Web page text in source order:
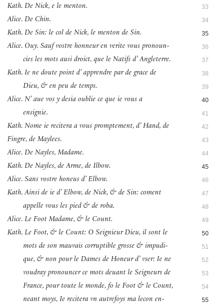
Kath. De Nick, e le menton. 33
Alice. De Chin. 34
Kath. De Sin: le col de Nick, le menton de Sin. 35
Alice. Ouy. Sauf vostre honneur en verite vous pronoun- 36
cies les mots ausi droict, que le Natifs d’ Angleterre. 37
Kath. Ie ne doute point d’ apprendre par de grace de 38
Dieu, & en peu de temps. 39
Alice. N’ aue vos y desia oublie ce que ie vous a 40
ensignie. 41
Kath. Nome ie recitera a vous promptement, d’ Hand, de 42
Fingre, de Maylees. 43
Alice. De Nayles, Madame. 44
Kath. De Nayles, de Arme, de Ilbow. 45
Alice. Sans vostre honeus d’ Elbow. 46
Kath. Ainsi de ie d’ Elbow, de Nick, & de Sin: coment 47
appelle vous les pied & de roba. 48
Alice. Le Foot Madame, & le Count. 49
Kath. Le Foot, & le Count: O Seignieur Dieu, il sont le 50
mots de son mauvais corruptible grosse & impudi- 51
que, & non pour le Dames de Honeur d’ vser: Ie ne 52
voudray pronouncer ce mots deuant le Seigneurs de 53
France, pour toute le monde, fo le Foot & le Count, 54
neant moys, Ie recitera vn autrefoys ma lecon en- 55